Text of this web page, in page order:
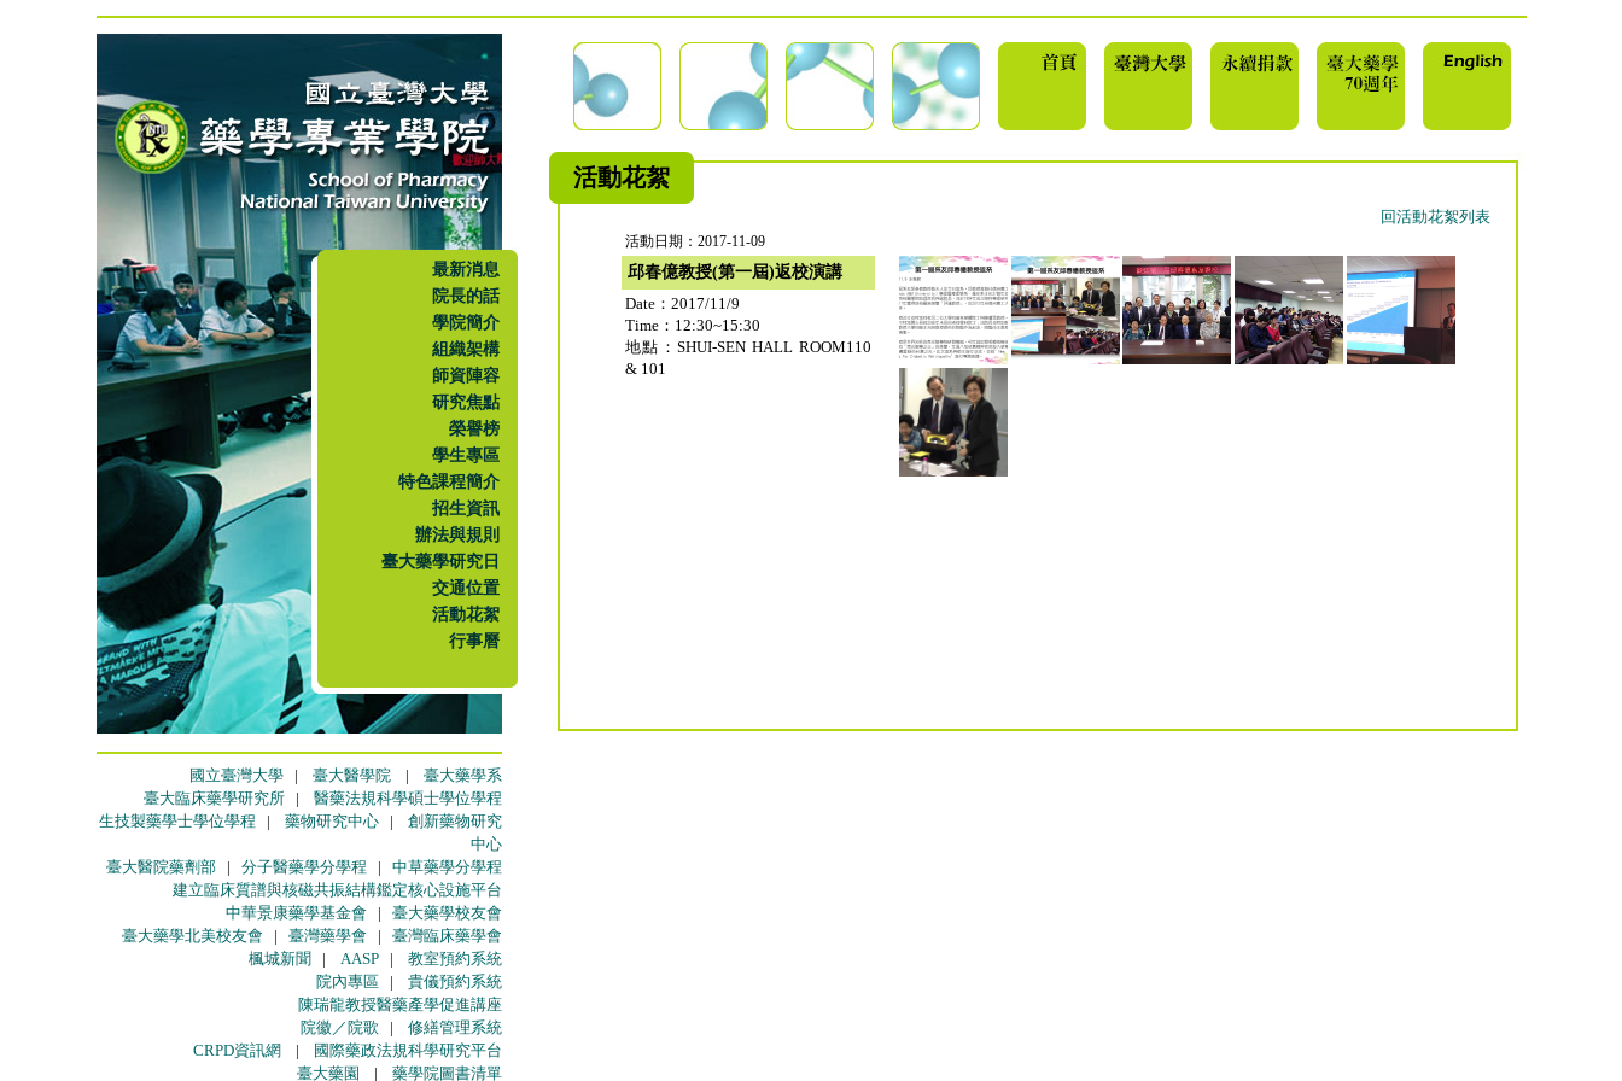
最新消息
院長的話
學院簡介
組織架構
師資陣容
研究焦點
榮譽榜
學生專區
特色課程簡介
招生資訊
辦法與規則
臺大藥學研究日
交通位置
活動花絮
行事曆
國立臺灣大學| 臺大醫學院| 臺大藥學系
臺大臨床藥學研究所| 醫藥法規科學碩士學位學程
生技製藥學士學位學程 | 藥物研究中心| 創新藥物研究
中心
臺大醫院藥劑部| 分子醫藥學分學程 | 中草藥學分學程
建立臨床質譜與核磁共振結構鑑定核心設施平台
中華景康藥學基金會| 臺大藥學校友會
臺大藥學北美校友會| 臺灣藥學會| 臺灣臨床藥學會
楓城新聞 | AASP| 教室預約系統
院內專區| 貴儀預約系統
陳瑞龍教授醫藥產學促進講座
院徽／院歌 | 修繕管理系統
CRPD資訊網 |
國際藥政法規科學研究平台
臺大藥園 | 藥學院圖書清單
活動花絮
回活動花絮列表
活動日期：2017-11-09
邱春億教授(第一屆)返校演講
Date：2017/11/9
Time：12:30~15:30
地點：SHUI-SEN HALL ROOM110
& 101